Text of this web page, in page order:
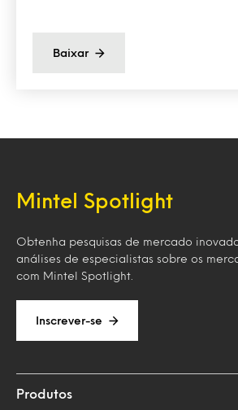
Baixar
Mintel Spotlight
Obtenha pesquisas de mercado
análises de especialistas sobre os
com Mintel Spotlight.
Inscrever-se
Produtos